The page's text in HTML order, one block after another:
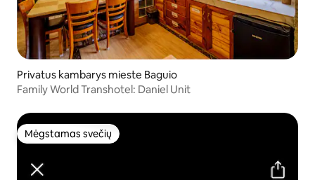
Privatus kambarys mieste Baguio
Family World Transhotel: Daniel Unit
Mėgstamas svečių
Mėgstamas svečių